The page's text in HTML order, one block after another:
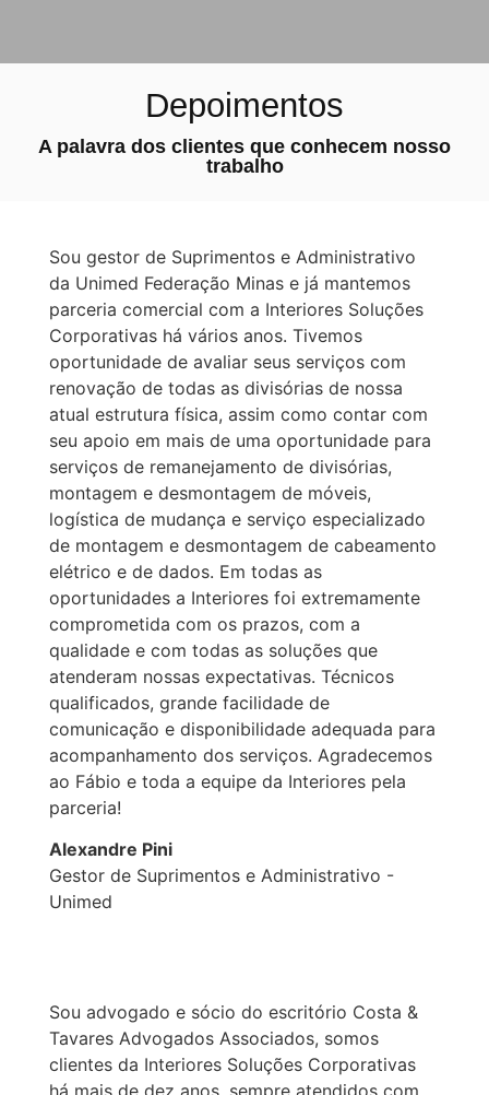
Depoimentos
A palavra dos clientes que conhecem nosso
trabalho
Sou gestor de Suprimentos e Administrativo
da Unimed Federação Minas e já mantemos
parceria comercial com a Interiores Soluções
Corporativas há vários anos. Tivemos
oportunidade de avaliar seus serviços com
renovação de todas as divisórias de nossa
atual estrutura física, assim como contar com
seu apoio em mais de uma oportunidade para
serviços de remanejamento de divisórias,
montagem e desmontagem de móveis,
logística de mudança e serviço especializado
de montagem e desmontagem de cabeamento
elétrico e de dados. Em todas as
oportunidades a Interiores foi extremamente
comprometida com os prazos, com a
qualidade e com todas as soluções que
atenderam nossas expectativas. Técnicos
qualificados, grande facilidade de
comunicação e disponibilidade adequada para
acompanhamento dos serviços. Agradecemos
ao Fábio e toda a equipe da Interiores pela
parceria!
Alexandre Pini
Gestor de Suprimentos e Administrativo -
Unimed
Sou advogado e sócio do escritório Costa &
Tavares Advogados Associados, somos
clientes da Interiores Soluções Corporativas
há mais de dez anos, sempre atendidos com